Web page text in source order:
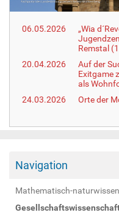
06.05.2026
„Wia
Remstal
20.04.2026
Auf der
Exitgame
als
24.03.2026
Orte der
Navigation
Mathematisch-